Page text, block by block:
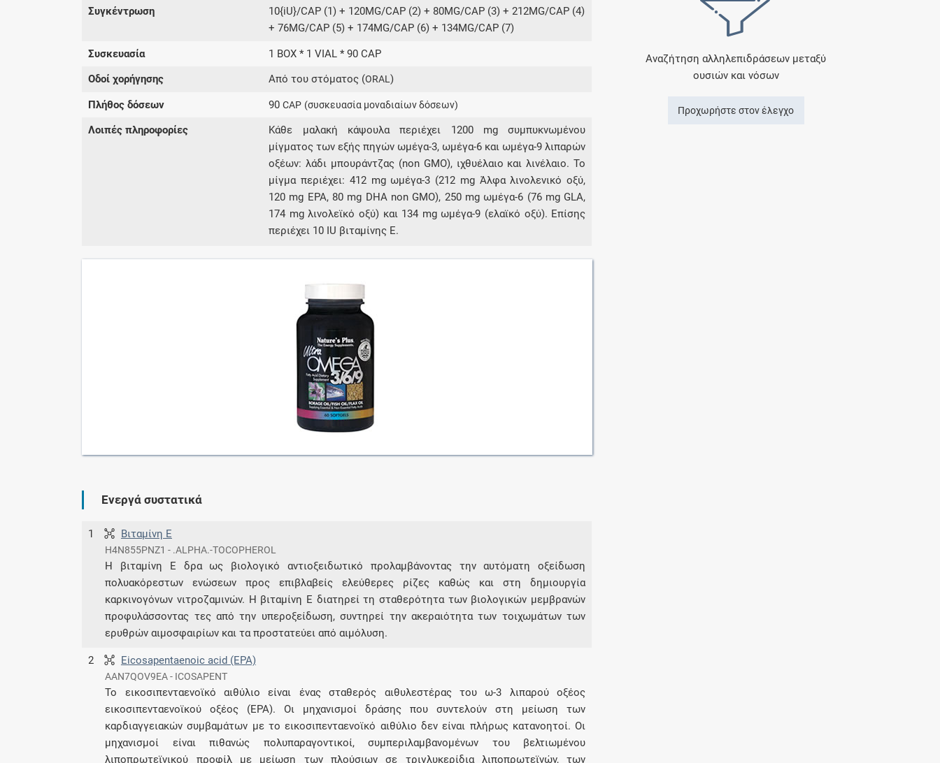
επιπλέον παροχές των συνδρομητικών
προγραμμάτων
Βρείτε θεραπευτικές ενδείξεις και αγωγές για
νόσους, συμπτώματα και ιατρικές πράξεις
Γνωρίζατε ότι...
πορείας του Galinos.gr από το 2011 μέχρι
Συγκέντρωση
10{iU}/CAP (1) + 120MG/CAP (2) + 80MG/CAP (3) + 212MG/CAP (4)
+ 76MG/CAP (5) + 174MG/CAP (6) + 134MG/CAP (7)
Συσκευασία 1 BOX * 1 VIAL * 90 CAP
Οδοί χορήγησης Από του στόματος (ORAL)
Πλήθος δόσεων 90CAP (συσκευασία μοναδιαίων δόσεων)
Λοιπές πληροφορίες
Κάθε μαλακή κάψουλα περιέχει 1200 mg συμπυκνωμένου
μίγματος των εξής πηγών ωμέγα-3, ωμέγα-6 και ωμέγα-9 λιπαρών
οξέων: λάδι μπουράντζας (non GMO), ιχθυέλαιο και λινέλαιο. Το
μίγμα περιέχει: 412 mg ωμέγα-3 (212 mg Άλφα λινολενικό οξύ,
120 mg ΕΡΑ, 80 mg DHA non GMO), 250 mg ωμέγα-6 (76 mg GLA,
174 mg λινολεϊκό οξύ) και 134 mg ωμέγα-9 (ελαϊκό οξύ). Eπίσης
περιέχει 10 IU βιταμίνης Ε.
Αναζήτηση αλληλεπιδράσεων μεταξύ
ουσιών και νόσων
Προχωρήστε στον έλεγχο
Ενεργά συστατικά
1 Βιταμίνη E
H4N855PNZ1 - .ALPHA.-TOCOPHEROL
H βιταμίνη E δρα ως βιολογικό αντιοξειδωτικό προλαμβάνοντας την αυτόματη οξείδωση
πολυακόρεστων ενώσεων προς επιβλαβείς ελεύθερες ρίζες καθώς και στη δημιουργία
καρκινογόνων νιτροζαμινών. Η βιταμίνη Ε διατηρεί τη σταθερότητα των βιολογικών μεμβρανών
προφυλάσσοντας τες από την υπεροξείδωση, συντηρεί την ακεραιότητα των τοιχωμάτων των
ερυθρών αιμοσφαιρίων και τα προστατεύει από αιμόλυση.
2 Eicosapentaenoic acid (EPA)
AAN7QOV9EA - ICOSAPENT
Το εικοσιπενταενοϊκό αιθύλιο είναι ένας σταθερός αιθυλεστέρας του ω-3 λιπαρού οξέος
εικοσιπενταενοϊκού οξέος (EPA). Οι μηχανισμοί δράσης που συντελούν στη μείωση των
καρδιαγγειακών συμβαμάτων με το εικοσιπενταενοϊκό αιθύλιο δεν είναι πλήρως κατανοητοί. Οι
μηχανισμοί είναι πιθανώς πολυπαραγοντικοί, συμπεριλαμβανομένων του βελτιωμένου
λιποπρωτεϊνικού προφίλ με μείωση των πλούσιων σε τριγλυκερίδια λιποπρωτεϊνών, των